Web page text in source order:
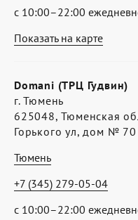
Показать на карте
с 10:00–22:00
Domani (ТРЦ Гудвин)
г. Тюмень
625048, Тюменская
Горького ул, дом № 70
Тюмень
с 10:00–22:00
+7 (345) 279-05-04